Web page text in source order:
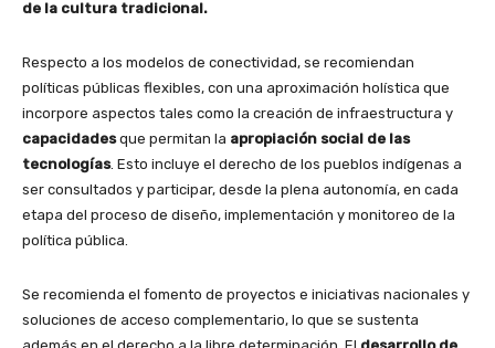
de la cultura tradicional.
Respecto a los modelos de conectividad, se recomiendan
políticas públicas flexibles, con una aproximación holística que
incorpore aspectos tales como la creación de infraestructura y
capacidadesque permitan la apropiación social de las
tecnologías. Esto incluye el derecho de los pueblos indígenas a
ser consultados y participar, desde la plena autonomía, en cada
etapa del proceso de diseño, implementación y monitoreo de la
política pública.
Se recomienda el fomento de proyectos e iniciativas nacionales y
soluciones de acceso complementario, lo que se sustenta